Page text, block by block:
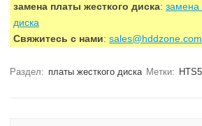
замена платы жесткого диска: замена
диска
Свяжитесь с нами: sales@hddzone.com
Раздел: платы жесткого диска Метки: